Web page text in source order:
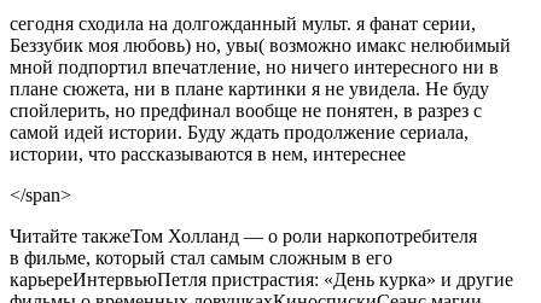
сегодня сходила на долгожданный мульт. я фанат серии,
Беззубик моя любовь) но, увы( возможно имакс нелюбимый
мной подпортил впечатление, но ничего интересного ни в
плане сюжета, ни в плане картинки я не увидела. Не буду
спойлерить, но предфинал вообще не понятен, в разрез с
самой идей истории. Буду ждать продолжение сериала,
истории, что рассказываются в нем, интереснее
</span>
Читайте такжеТом Холланд — о роли наркопотребителя
в фильме, который стал самым сложным в его
карьереИнтервьюПетля пристрастия: «День курка» и другие